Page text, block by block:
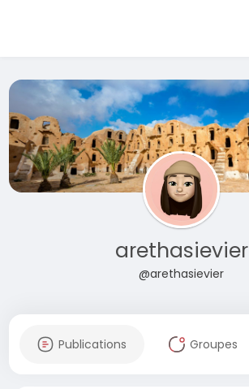
arethasievier
@arethasievier
Publications Groupes